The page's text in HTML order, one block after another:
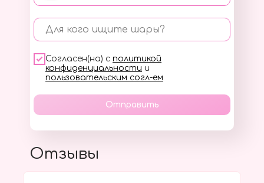
Для кого ищите шары?
Согласен(на) с политикой
конфиденциальности и
пользовательским согл-ем
Отправить
Отзывы